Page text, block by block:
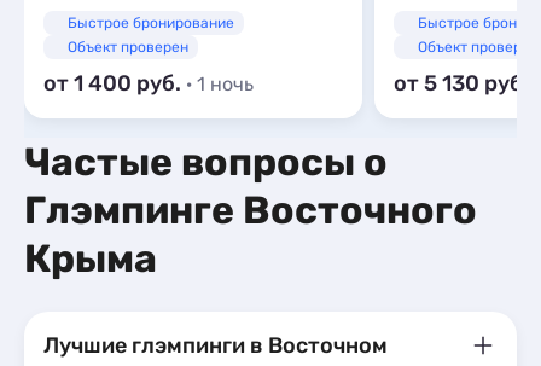
Быстрое бронирование
Объект проверен
от 1 400 · 1 ночь
Быстрое
Объект проверен
от 5 130
Частые вопросы о
Глэмпинге Восточного
Крыма
Лучшие глэмпинги в Восточном